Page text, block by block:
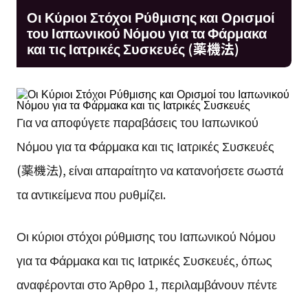
Οι Κύριοι Στόχοι Ρύθμισης και Ορισμοί
του Ιαπωνικού Νόμου για τα Φάρμακα
και τις Ιατρικές Συσκευές (薬機法)
Για να αποφύγετε παραβάσεις του Ιαπωνικού
Νόμου για τα Φάρμακα και τις Ιατρικές Συσκευές
(薬機法), είναι απαραίτητο να κατανοήσετε σωστά
τα αντικείμενα που ρυθμίζει.
Οι κύριοι στόχοι ρύθμισης του Ιαπωνικού Νόμου
για τα Φάρμακα και τις Ιατρικές Συσκευές, όπως
αναφέρονται στο Άρθρο 1, περιλαμβάνουν πέντε